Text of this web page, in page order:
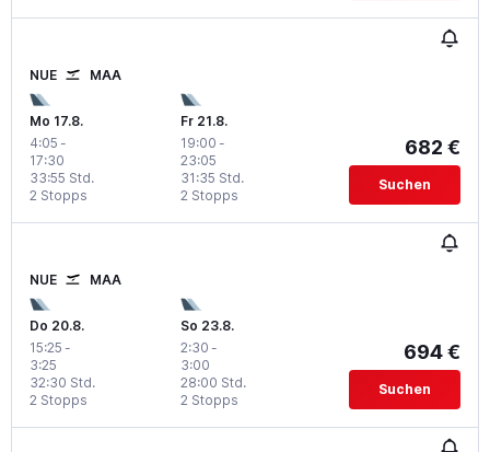
NUE MAA
Mo 17.8.
4:05 -
17:30
2 Stopps
33:55 Std.
Fr 21.8.
19:00 -
23:05
2 Stopps
31:35 Std.
682 €
Suchen
NUE MAA
Do 20.8.
15:25 -
3:25
2 Stopps
32:30 Std.
So 23.8.
2:30 -
3:00
2 Stopps
28:00 Std.
694 €
Suchen